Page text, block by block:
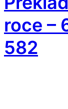
roce –
582